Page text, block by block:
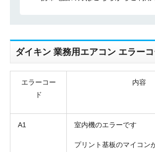
ダイキン 業務用エアコン エラー
エラーコー
ド
内容
A1 室内機のエラーです
プリント基板のマイコン